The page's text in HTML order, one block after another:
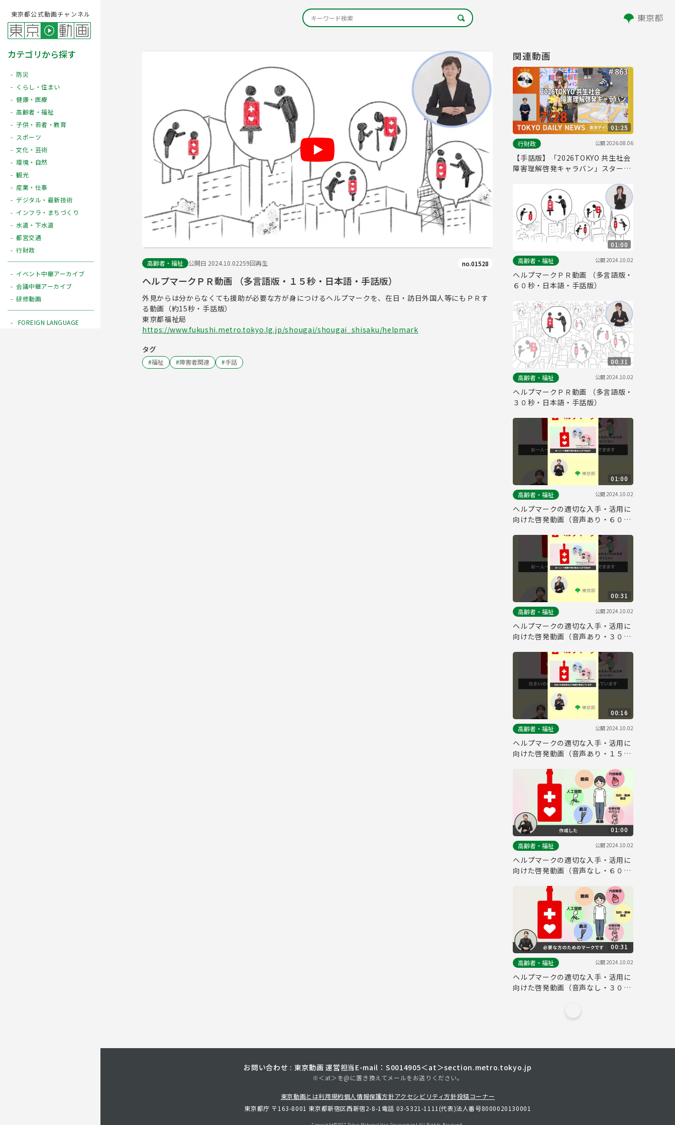
東京都公式動画チャンネル
カテゴリから探す
防災
くらし・住まい
健康・医療
高齢者・福祉
子供・若者・教育
スポーツ
文化・芸術
環境・自然
観光
産業・仕事
デジタル・最新技術
インフラ・まちづくり
水道・下水道
都営交通
行財政
イベント中継アーカイブ
会議中継アーカイブ
研修動画
FOREIGN LANGUAGE
Play
高齢者・福祉 公開日 2024.10.02259回再生 no.01528
ヘルプマークＰＲ動画 （多言語版・１５秒・日本語・手話版）
外見からは分からなくても援助が必要な方が身につけるヘルプマークを、在日・訪日外国人等にもＰＲす
る動画（約15秒・手話版）
東京都福祉局
https://www.fukushi.metro.tokyo.lg.jp/shougai/shougai_shisaku/helpmark
タグ
#福祉 #障害者関連 #手話
関連動画
01:25
行財政
公開2026.08.06
【手話版】「2026TOKYO 共生社会
障害理解啓発キャラバン」スター
ーニュース No.863）
01:00
高齢者・福祉
公開2024.10.02
ヘルプマークＰＲ動画 （多言語版・
６０秒・日本語・手話版）
00:31
高齢者・福祉
公開2024.10.02
ヘルプマークＰＲ動画 （多言語版・
３０秒・日本語・手話版）
01:00
高齢者・福祉
公開2024.10.02
ヘルプマークの適切な入手・活用に
向けた啓発動画（音声あり・６０
00:31
高齢者・福祉
公開2024.10.02
ヘルプマークの適切な入手・活用に
向けた啓発動画（音声あり・３０
00:16
高齢者・福祉
公開2024.10.02
ヘルプマークの適切な入手・活用に
向けた啓発動画（音声あり・１５
01:00
高齢者・福祉
公開2024.10.02
ヘルプマークの適切な入手・活用に
向けた啓発動画（音声なし・６０
00:31
高齢者・福祉
公開2024.10.02
ヘルプマークの適切な入手・活用に
向けた啓発動画（音声なし・３０
お問い合わせ : 東京動画 運営担当 E-mail：S0014905＜at＞section.metro.tokyo.jp
※＜at＞を@に置き換えてメールをお送りください。
東京動画とは利用規約個人情報保護方針アクセシビリティ方針投稿コーナー
東京都庁 〒163-8001 東京都新宿区西新宿2-8-1 電話 03-5321-1111(代表)法人番号8000020130001